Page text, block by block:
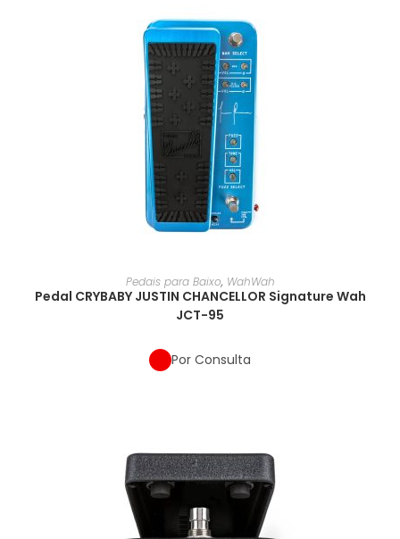
Pedais para Baixo, WahWah
Pedal CRYBABY JUSTIN CHANCELLOR Signature Wah
JCT-95
Por Consulta